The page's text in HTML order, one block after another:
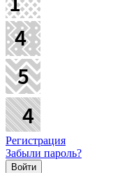
Регистрация
Забыли пароль?